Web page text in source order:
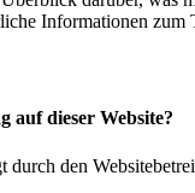
Informationen zum
auf dieser Website?
den